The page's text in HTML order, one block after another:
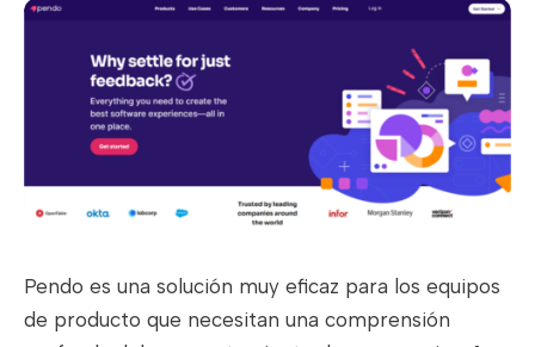
Pendo es una solución muy eficaz para los equipos
de producto que necesitan una comprensión